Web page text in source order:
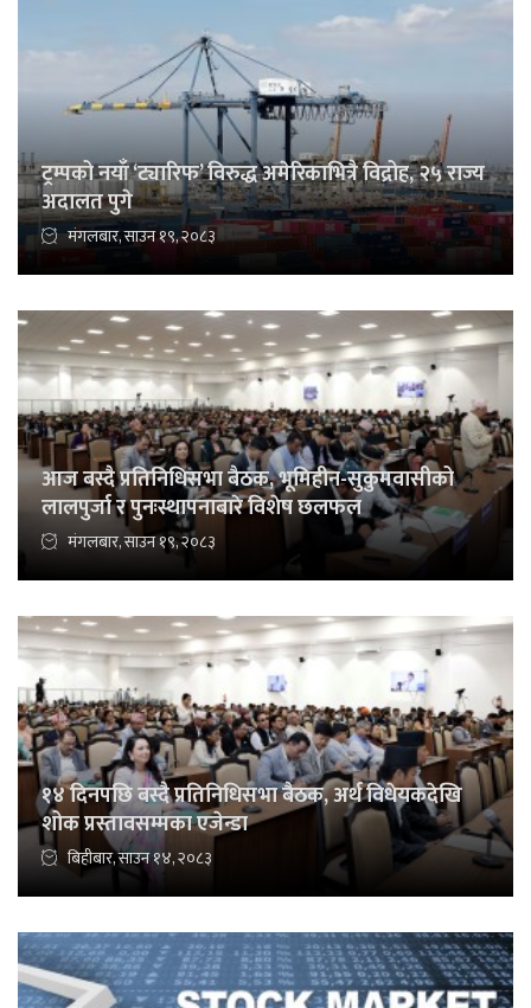
ट्रम्पको नयाँ ‘ट्यारिफ’ विरुद्ध अमेरिकाभित्रै विद्रोह, २५ राज्य
अदालत पुगे
मंगलबार, साउन १९, २०८३
आज बस्दै प्रतिनिधिसभा बैठक, भूमिहीन-सुकुमवासीको
लालपुर्जा र पुनःस्थापनाबारे विशेष छलफल
मंगलबार, साउन १९, २०८३
१४ दिनपछि बस्दै प्रतिनिधिसभा बैठक, अर्थ विधेयकदेखि
शोक प्रस्तावसम्मका एजेन्डा
बिहीबार, साउन १४, २०८३